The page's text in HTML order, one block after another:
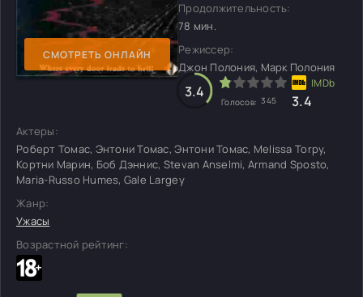
СМОТРЕТЬ ОНЛАЙН
Продолжительность:
78 мин.
Режиссер:
Джон Полония, Марк Полония
3.4
Голосов: 345 3.4
Актеры:
Роберт Томас, Энтони Томас, Энтони Томас, Melissa Torpy,
Кортни Марин, Боб Дэннис, Stevan Anselmi, Armand Sposto,
Maria-Russo Humes, Gale Largey
Жанр:
Ужасы
Возрастной рейтинг: